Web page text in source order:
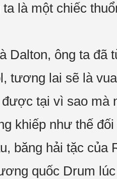
ta là một chiếc
Dalton, ông ta đã
tương lai sẽ là
tại vì sao
khiếp như thế
băng hải tặc
quốc Drum